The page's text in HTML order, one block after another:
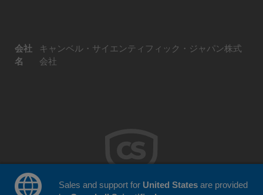
会社
名
キャンベル・サイエンティフィック・ジャパン株式
会社
Sales and support for United Statesare provided